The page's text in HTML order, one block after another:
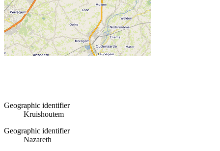
Geographic identifier
Kruishoutem
Geographic identifier
Nazareth